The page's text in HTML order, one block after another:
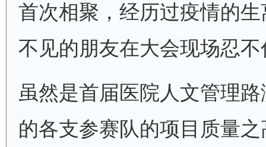
首次相聚，经历过疫情的
不见的朋友在大会现场忍
虽然是首届医院人文管理
的各支参赛队的项目质量